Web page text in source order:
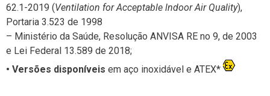
62.1-2019 (Ventilation for Acceptable lndoor Air Quality),
Portaria 3.523 de 1998
– Ministério da Saúde, Resolução ANVISA RE no 9, de 2003
e Lei Federal 13.589 de 2018;
• Versões disponíveis em aço inoxidável e ATEX*